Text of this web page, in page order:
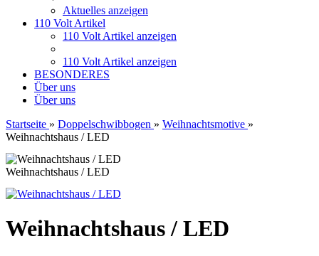
Aktuelles anzeigen
110 Volt Artikel
110 Volt Artikel anzeigen
110 Volt Artikel anzeigen
BESONDERES
Über uns
Über uns
Startseite » Doppelschwibbogen » Weihnachtsmotive »
Weihnachtshaus / LED
Weihnachtshaus / LED
Weihnachtshaus / LED